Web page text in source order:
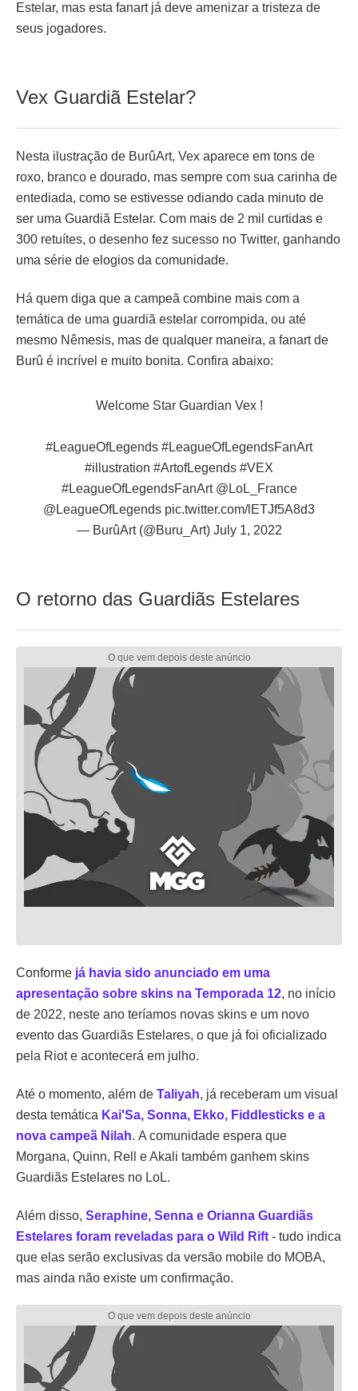
Estelar, mas esta fanart já deve amenizar a tristeza de
seus jogadores.
Vex Guardiã Estelar?
Nesta ilustração de BurûArt, Vex aparece em tons de
roxo, branco e dourado, mas sempre com sua carinha de
entediada, como se estivesse odiando cada minuto de
ser uma Guardiã Estelar. Com mais de 2 mil curtidas e
300 retuítes, o desenho fez sucesso no Twitter, ganhando
uma série de elogios da comunidade.
Há quem diga que a campeã combine mais com a
temática de uma guardiã estelar corrompida, ou até
mesmo Nêmesis, mas de qualquer maneira, a fanart de
Burû é incrível e muito bonita. Confira abaixo:
Welcome Star Guardian Vex !
#LeagueOfLegends #LeagueOfLegendsFanArt
#illustration #ArtofLegends #VEX
#LeagueOfLegendsFanArt @LoL_France
@LeagueOfLegends pic.twitter.com/lETJf5A8d3
— BurûArt (@Buru_Art) July 1, 2022
O retorno das Guardiãs Estelares
Conforme já havia sido anunciado em uma
apresentação sobre skins na Temporada 12, no início
de 2022, neste ano teríamos novas skins e um novo
evento das Guardiãs Estelares, o que já foi oficializado
pela Riot e acontecerá em julho.
Até o momento, além de Taliyah, já receberam um visual
desta temática Kai'Sa, Sonna, Ekko, Fiddlesticks e a
nova campeã Nilah. A comunidade espera que
Morgana, Quinn, Rell e Akali também ganhem skins
Guardiãs Estelares no LoL.
Além disso, Seraphine, Senna e Orianna Guardiãs
Estelares foram reveladas para o Wild Rift - tudo indica
que elas serão exclusivas da versão mobile do MOBA,
mas ainda não existe um confirmação.